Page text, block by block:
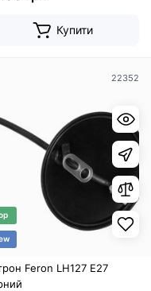
Купити
22352
Feron LH127 E27